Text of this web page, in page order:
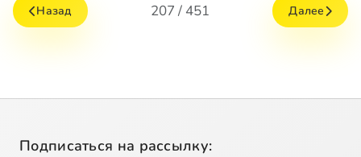
Назад 207 / 451 Далее
Подписаться на рассылку: